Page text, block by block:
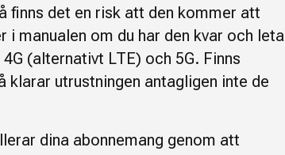
finns det en risk att den kommer att
i manualen om du har den kvar och leta
(alternativt LTE) och 5G. Finns
klarar utrustningen antagligen inte de
dina abonnemang genom att